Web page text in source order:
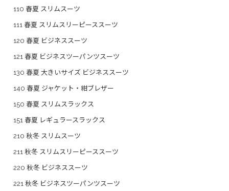
110 春夏 スリムスーツ
111 春夏 スリムスリーピーススーツ
120 春夏 ビジネススーツ
121 春夏 ビジネスツーパンツスーツ
130 春夏 大きいサイズ ビジネススーツ
140 春夏 ジャケット・紺ブレザー
150 春夏 スリムスラックス
151 春夏 レギュラースラックス
210 秋冬 スリムスーツ
211 秋冬 スリムスリーピーススーツ
220 秋冬 ビジネススーツ
221 秋冬 ビジネスツーパンツスーツ